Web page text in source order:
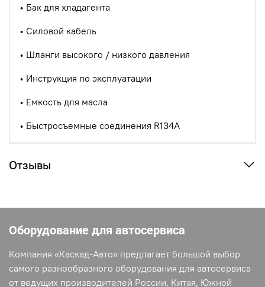
• Бак для хладагента
• Силовой кабель
• Шланги высокого / низкого давления
• Инструкция по эксплуатации
• Емкость для масла
• Быстросъемные соединения R134A
Отзывы
Оборудование для автосервиса
Компания «Каскад-Авто» предлагает большой выбор
самого разнообразного оборудования для автосервиса
от ведущих производителей России, Китая, Южной